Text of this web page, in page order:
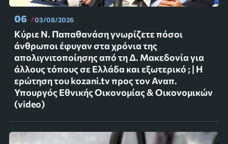
06 03/08/2026
Κύριε Ν. Παπαθανάση γνωρίζετε πόσοι
άνθρωποι έφυγαν στα χρόνια της
απολιγνιτοποίησης από τη Δ. Μακεδονία για
άλλους τόπους σε Ελλάδα και εξωτερικό ; | Η
ερώτηση του kozani.tv προς τον Αναπ.
Υπουργός Εθνικής Οικονομίας & Οικονομικών
(video)